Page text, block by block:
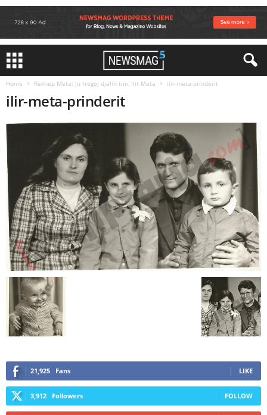
Home Rexhep Meta: Ju tregoj djalin tim, Ilir Meta ilir-meta-prinderit
ilir-meta-prinderit
21,925 Fans LIKE
3,912 Followers FOLLOW